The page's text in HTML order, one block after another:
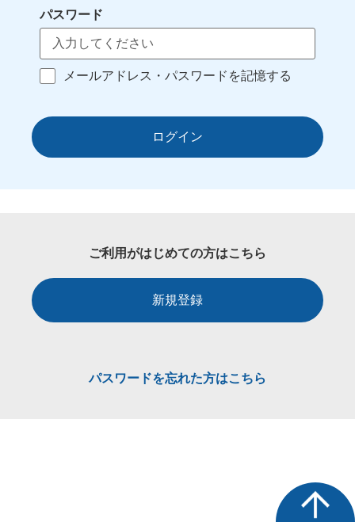
パスワード
メールアドレス・パスワードを記憶する
ログイン
ご利用がはじめての方はこちら
新規登録
パスワードを忘れた方はこちら